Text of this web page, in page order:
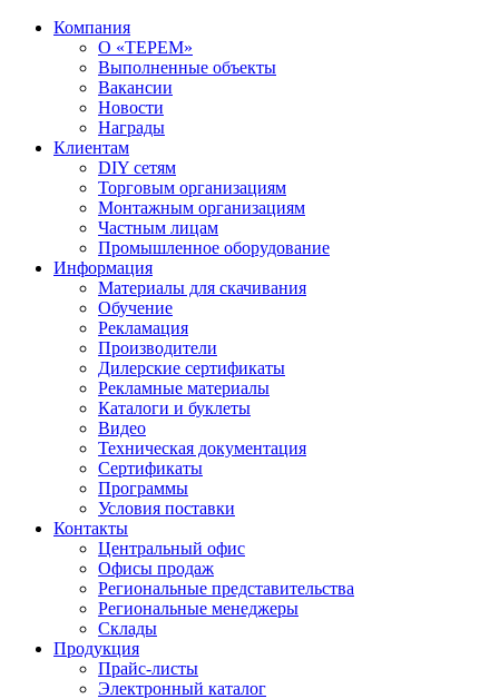
Компания
О «ТЕРЕМ»
Выполненные объекты
Вакансии
Новости
Награды
Клиентам
DIY сетям
Торговым организациям
Монтажным организациям
Частным лицам
Промышленное оборудование
Информация
Материалы для скачивания
Обучение
Рекламация
Производители
Дилерские сертификаты
Рекламные материалы
Каталоги и буклеты
Видео
Техническая документация
Сертификаты
Программы
Условия поставки
Контакты
Центральный офис
Офисы продаж
Региональные представительства
Региональные менеджеры
Склады
Продукция
Прайс-листы
Электронный каталог